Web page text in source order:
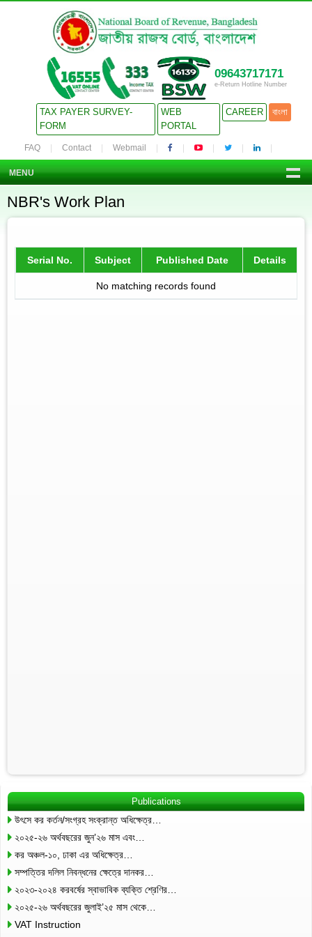
09643717171
e-Return Hotline Number
TAX PAYER SURVEY-
FORM
WEB
PORTAL
CAREER বাংলা
FAQ Contact Webmail
MENU
NBR's Work Plan
Serial No. Subject Published Date Details
No matching records found
Publications
উৎসে কর কর্তন/সংগ্রহ সংক্রান্ত অধিক্ষেত্র…
২০২৫-২৬ অর্থবছরের জুন’২৬ মাস এবং…
কর অঞ্চল-১০, ঢাকা এর অধিক্ষেত্র…
সম্পত্তির দলিল নিবন্ধনের ক্ষেত্রে দানকর…
২০২৩-২০২৪ করবর্ষের স্বাভাবিক ব্যক্তি শ্রেণির…
২০২৫-২৬ অর্থবছরের জুলাই’২৫ মাস থেকে…
VAT Instruction